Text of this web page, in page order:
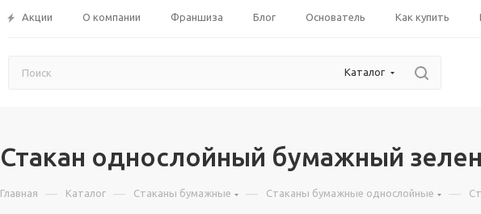
Акции О компании Франшиза Блог Основатель Как купить
Каталог
Стакан однослойный бумажный
Главная — Каталог — Стаканы бумажные — Стаканы бумажные однослойные —